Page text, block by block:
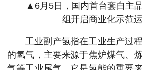
▲6月5日，国内首台套自主
组开启商业化示范运
工业副产氢指在工业生产过
的氢气，主要来源于焦炉煤气、
气等工业尾气。它是氢能的重要